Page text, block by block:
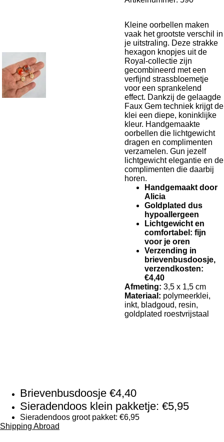
Kleine oorbellen maken
vaak het grootste verschil in
je uitstraling. Deze strakke
hexagon knopjes uit de
Royal-collectie zijn
gecombineerd met een
verfijnd strassbloemetje
voor een sprankelend
effect. Dankzij de gelaagde
Faux Gem techniek krijgt de
klei een diepe, koninklijke
kleur. Handgemaakte
oorbellen die lichtgewicht
dragen en complimenten
verzamelen. Gun jezelf
lichtgewicht elegantie en de
complimenten die daarbij
horen.
Handgemaakt door
Alicia
Goldplated dus
hypoallergeen
Lichtgewicht en
comfortabel: fijn
voor je oren
Verzending in
brievenbusdoosje,
verzendkosten:
€4,40
Afmeting: 3,5 x 1,5 cm
Materiaal: polymeerklei,
inkt, bladgoud, resin,
goldplated roestvrijstaal
Brievenbusdoosje €4,40
Sieradendoos klein pakketje: €5,95
Sieradendoos groot pakket: €6,95
Shipping Abroad